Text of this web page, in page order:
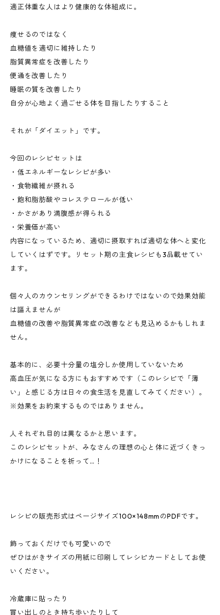
適正体重な人はより健康的な体組成に。
痩せるのではなく
血糖値を適切に維持したり
脂質異常症を改善したり
便通を改善したり
睡眠の質を改善したり
自分が心地よく過ごせる体を目指したりすること
それが「ダイエット」です。
今回のレシピセットは
・低エネルギーなレシピが多い
・食物繊維が摂れる
・飽和脂肪酸やコレステロールが低い
・かさがあり満腹感が得られる
・栄養価が高い
内容になっているため、適切に摂取すれば適切な体へと変化
していくはずです。リセット期の主食レシピも3品載せてい
ます。
個々人のカウンセリングができるわけではないので効果効能
は謳えませんが
血糖値の改善や脂質異常症の改善なども見込めるかもしれま
せん。
基本的に、必要十分量の塩分しか使用していないため
高血圧が気になる方にもおすすめです（このレシピで「薄
い」と感じる方は日々の食生活を見直してみてください）。
※効果をお約束するものではありません。
人それぞれ目的は異なるかと思います。
このレシピセットが、みなさんの理想の心と体に近づくきっ
かけになることを祈って…！
レシピの販売形式はページサイズ100×148mmのPDFです。
飾っておくだけでも可愛いので
ぜひはがきサイズの用紙に印刷してレシピカードとしてお使
いください。
冷蔵庫に貼ったり
買い出しのとき持ち歩いたりして